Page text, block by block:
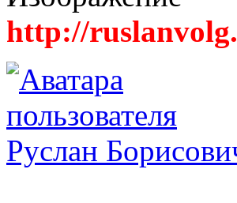
http://
Руслан